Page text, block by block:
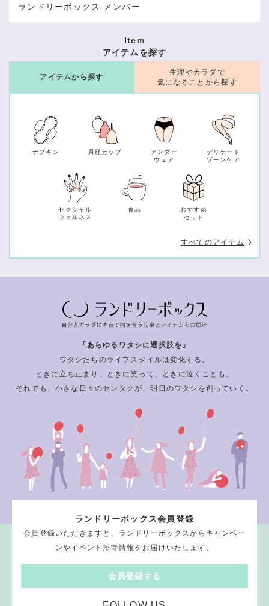
ランドリーボックス メンバー
Item
アイテムを探す
アイテムから探す
ナプキン 月経カップ
アンダー
ウェア
デリケート
ゾーンケア
セクシャル
ウェルネス
食品
おすすめ
セット
すべてのアイテム
生理やカラダで
気になることから探す
「あらゆるワタシに選択肢を」
ワタシたちのライフスタイルは変化する。
ときに立ち止まり、ときに笑って、ときに泣くことも。
それでも、小さな日々のセンタクが、明日のワタシを創っていく。
ランドリーボックス会員登録
会員登録いただきますと、ランドリーボックスからキャンペー
ンやイベント招待情報をお届けいたします。
会員登録する